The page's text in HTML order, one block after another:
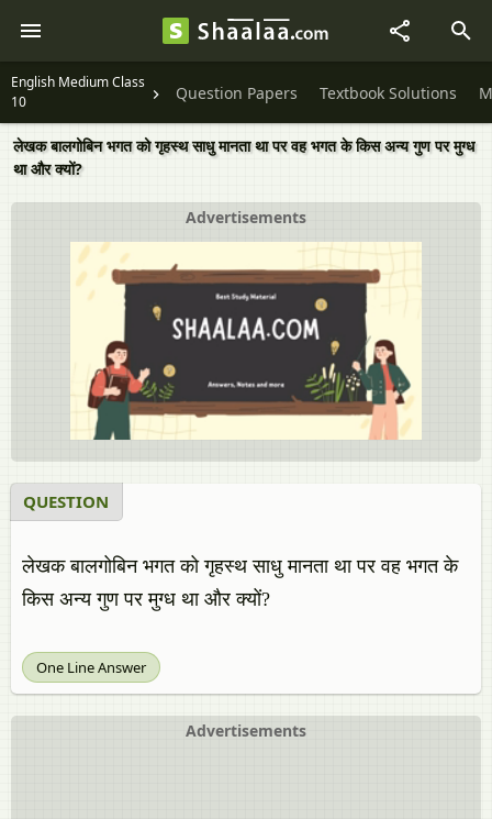
English Medium Class
10
Question Papers Textbook Solutions
लेखक बालगोबिन भगत को गृहस्थ साधु मानता था पर वह भगत के किस अन्य गुण पर मुग्ध
था और क्यों?
Advertisements
QUESTION
लेखक बालगोबिन भगत को गृहस्थ साधु मानता था पर वह भगत के
किस अन्य गुण पर मुग्ध था और क्यों?
One Line Answer
Advertisements